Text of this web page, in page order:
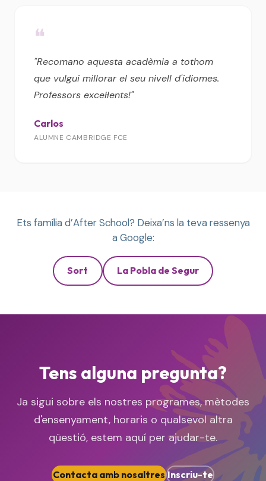
❝
"Recomano aquesta acadèmia a tothom
que vulgui millorar el seu nivell d'idiomes.
Professors excel·lents!"
Carlos
ALUMNE CAMBRIDGE FCE
Ets família d’After School? Deixa’ns la teva ressenya
a Google:
Sort La Pobla de Segur
Tens alguna pregunta?
Ja sigui sobre els nostres programes, mètodes
d'ensenyament, horaris o qualsevol altra
qüestió, estem aquí per ajudar-te.
Contacta amb nosaltres Inscriu-te